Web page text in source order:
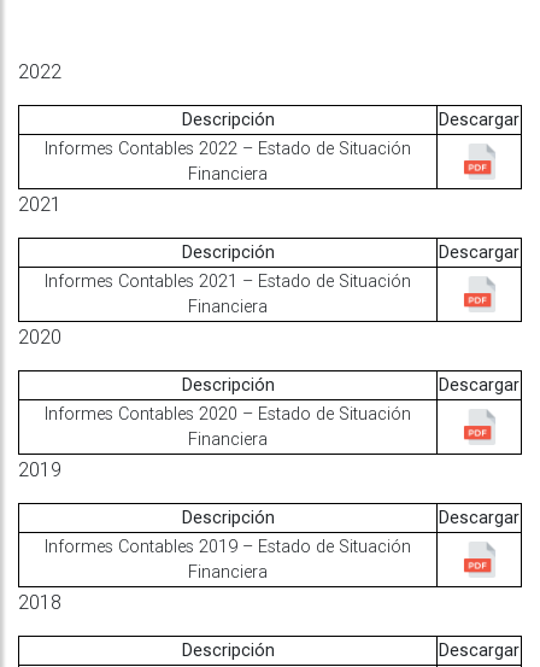
2022
Descripción
Descargar
Informes Contables 2022 – Estado de Situación
Financiera
2021
Descripción
Descargar
Informes Contables 2021 – Estado de Situación
Financiera
2020
Descripción
Descargar
Informes Contables 2020 – Estado de Situación
Financiera
2019
Descripción
Descargar
Informes Contables 2019 – Estado de Situación
Financiera
2018
Descripción
Descargar